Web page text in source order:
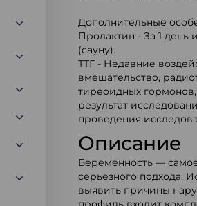
Дополнительные
Пролактин - За 1 день
(сауну).
ТТГ - Недавние
вмешательство,
тиреоидных
результат
проведения
Описание
Беременность —
серьезного подхода.
выявить причины